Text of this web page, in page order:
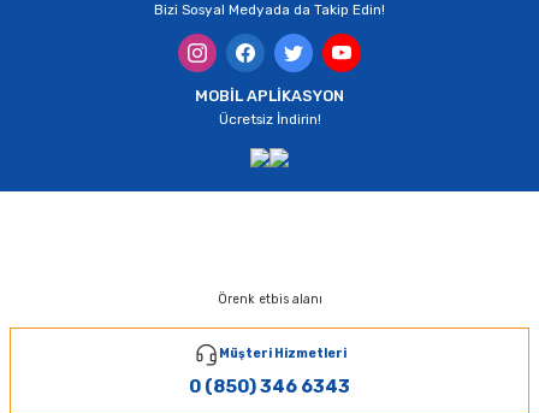
Bizi Sosyal Medyada da Takip Edin!
MOBİL APLİKASYON
Ücretsiz İndirin!
Örenk etbis alanı
Müşteri Hizmetleri
0 (850) 346 6343